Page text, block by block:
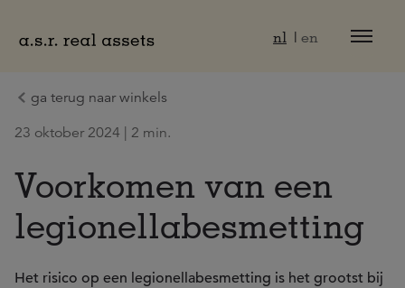
nl en
ga terug naar winkels
23 oktober 2024 | 2 min.
Voorkomen van een
legionellabesmetting
Het risico op een legionellabesmetting is het grootst bij